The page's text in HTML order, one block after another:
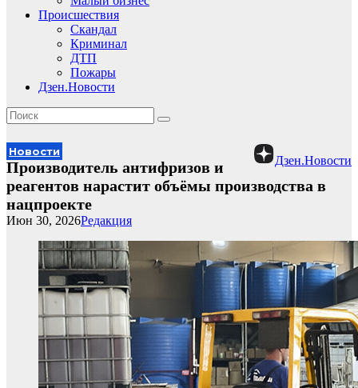
Происшествия
Скандал
Криминал
ДТП
Пожары
Дзен.Новости
Дзен.Новости
Новости
Производитель антифризов и
реагентов нарастит объёмы производства в
нацпроекте
Редакция
Июн 30, 2026